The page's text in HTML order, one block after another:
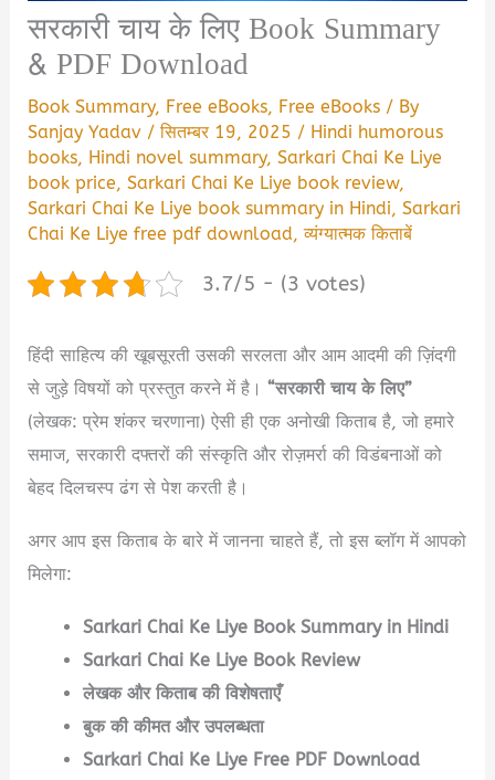
सरकारी चाय के लिए Book Summary
& PDF Download
Book Summary, Free eBooks, Free eBooks / By
Sanjay Yadav /सितम्बर 19, 2025 / Hindi humorous
books, Hindi novel summary,Sarkari Chai Ke Liye
book price,Sarkari Chai Ke Liye book review,
Sarkari Chai Ke Liye book summary in Hindi,Sarkari
Chai Ke Liye free pdf download,व्यंग्यात्मक किताबें
3.7/5 - (3 votes)
हिंदी साहित्य की खूबसूरती उसकी सरलता और आम आदमी की ज़िंदगी
से जुड़े विषयों को प्रस्तुत करने में है।“सरकारी चाय के लिए”
(लेखक: प्रेम शंकर चरणाना) ऐसी ही एक अनोखी किताब है, जो हमारे
समाज, सरकारी दफ्तरों की संस्कृति और रोज़मर्रा की विडंबनाओं को
बेहद दिलचस्प ढंग से पेश करती है।
अगर आप इस किताब के बारे में जानना चाहते हैं, तो इस ब्लॉग में आपको
मिलेगा:
Sarkari Chai Ke Liye Book Summary in Hindi
Sarkari Chai Ke Liye Book Review
लेखक और किताब की विशेषताएँ
बुक की कीमत और उपलब्धता
Sarkari Chai Ke Liye Free PDF Download